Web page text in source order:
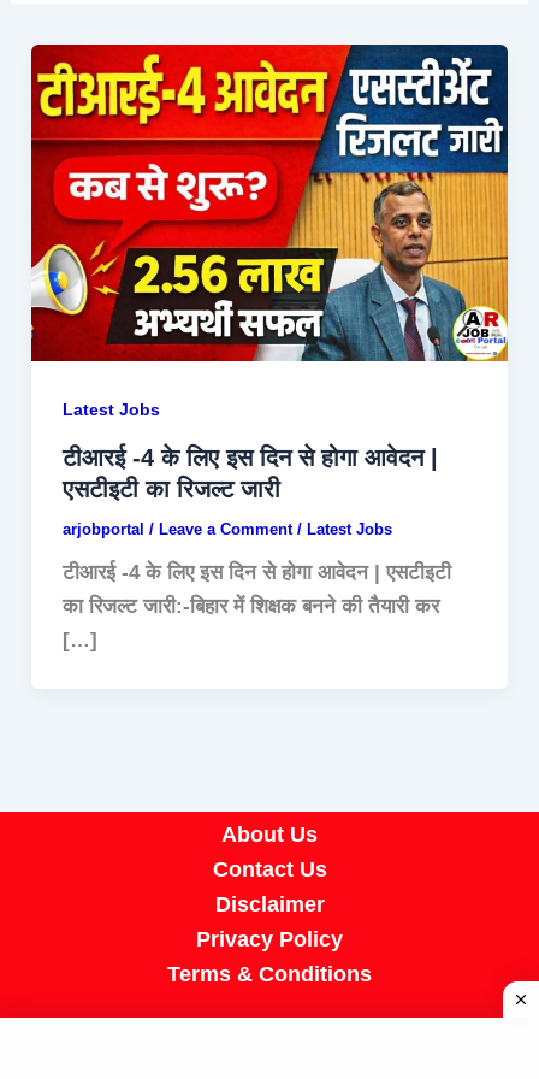
Latest Jobs
टीआरई -4 के लिए इस दिन से होगा आवेदन |
एसटीइटी का रिजल्ट जारी
arjobportal / Leave a Comment / Latest Jobs
टीआरई -4 के लिए इस दिन से होगा आवेदन | एसटीइटी
का रिजल्ट जारी:-बिहार में शिक्षक बनने की तैयारी कर
[…]
About Us
Contact Us
Disclaimer
Privacy Policy
Terms & Conditions